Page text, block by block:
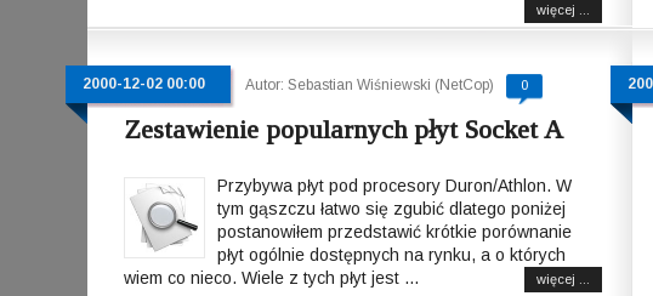
więcej ...
2000-12-02 00:00 Autor: Sebastian Wiśniewski (NetCop) 0
Zestawienie popularnych płyt Socket A
Przybywa płyt pod procesory Duron/Athlon. W
tym gąszczu łatwo się zgubić dlatego poniżej
postanowiłem przedstawić krótkie porównanie
płyt ogólnie dostępnych na rynku, a o których
wiem co nieco. Wiele z tych płyt jest ...
więcej ...